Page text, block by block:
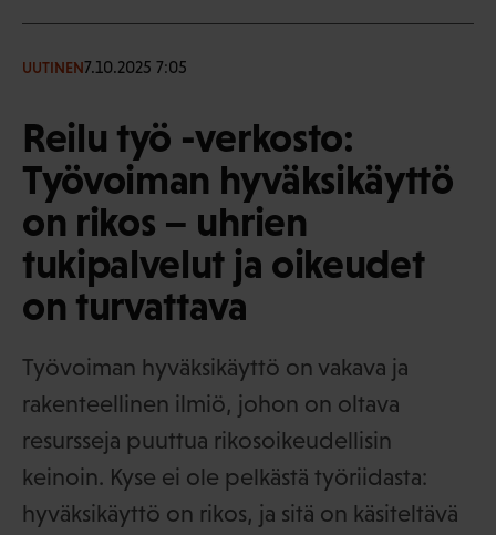
UUTINEN7.10.2025 7:05
Reilu työ -verkosto:
Työvoiman hyväksikäyttö
on rikos – uhrien
tukipalvelut ja oikeudet
on turvattava
Työvoiman hyväksikäyttö on vakava ja
rakenteellinen ilmiö, johon on oltava
resursseja puuttua rikosoikeudellisin
keinoin. Kyse ei ole pelkästä työriidasta:
hyväksikäyttö on rikos, ja sitä on käsiteltävä